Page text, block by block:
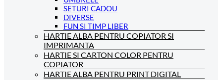
SETURI CADOU
DIVERSE
FUN SI TIMP LIBER
HARTIE ALBA PENTRU COPIATOR SI
IMPRIMANTA
HARTIE SI CARTON COLOR PENTRU
COPIATOR
HARTIE ALBA PENTRU PRINT DIGITAL